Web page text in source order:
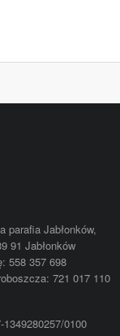
parafia Jabłonków,
91 Jabłonków
558 357 698
721 017 110
0100